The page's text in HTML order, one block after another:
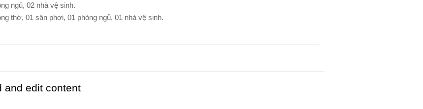
ngủ, 02 nhà vệ sinh.
thờ, 01 sân phơi, 01 phòng ngủ, 01 nhà vệ sinh.
and edit content